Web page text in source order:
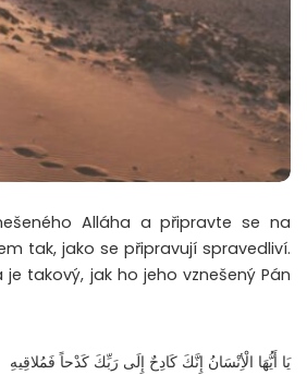
Alláha a připravte se na
tak, jako se připravují spravedliví.
takový, jak ho jeho vznešený Pán
يَا أَيُّهَا الْأِنْسَانُ إِنَّكَ كَادِحٌ إِلَى رَبِّكَ كَدْحاً فَمُلاقِيهِ